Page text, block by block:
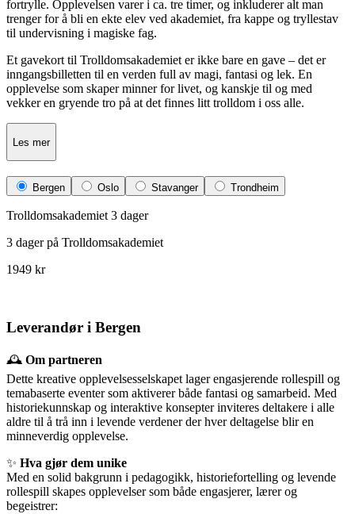
fortrylle. Opplevelsen varer i ca. tre timer, og inkluderer alt man
trenger for å bli en ekte elev ved akademiet, fra kappe og tryllestav
til undervisning i magiske fag.
Et gavekort til Trolldomsakademiet er ikke bare en gave – det er
inngangsbilletten til en verden full av magi, fantasi og lek. En
opplevelse som skaper minner for livet, og kanskje til og med
vekker en gryende tro på at det finnes litt trolldom i oss alle.
Les mer
Bergen Oslo Stavanger Trondheim
Trolldomsakademiet 3 dager
3 dager på Trolldomsakademiet
1949 kr
Leverandør i Bergen
🕰 Om partneren
Dette kreative opplevelsesselskapet lager engasjerende rollespill og
temabaserte eventer som aktiverer både fantasi og samarbeid. Med
historiekunnskap og interaktive konsepter inviteres deltakere i alle
aldre til å trå inn i levende verdener der hver deltagelse blir en
minneverdig opplevelse.
✨ Hva gjør dem unike
Med en solid bakgrunn i pedagogikk, historiefortelling og levende
rollespill skapes opplevelser som både engasjerer, lærer og
begeistrer: